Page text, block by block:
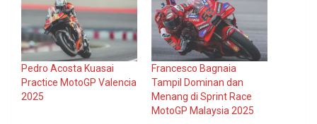
Pedro Acosta Kuasai
Practice MotoGP Valencia
2025
Francesco Bagnaia
Tampil Dominan dan
Menang di Sprint Race
MotoGP Malaysia 2025